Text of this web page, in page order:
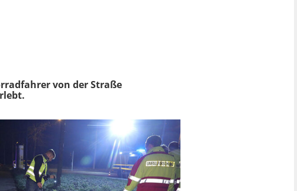
von der Straße